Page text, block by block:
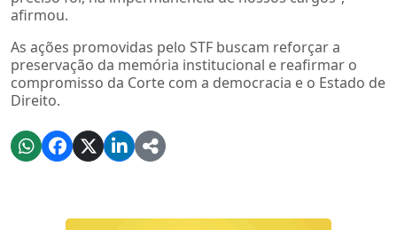
afirmou.
As ações promovidas pelo STF buscam reforçar a
preservação da memória institucional e reafirmar o
compromisso da Corte com a democracia e o Estado de
Direito.